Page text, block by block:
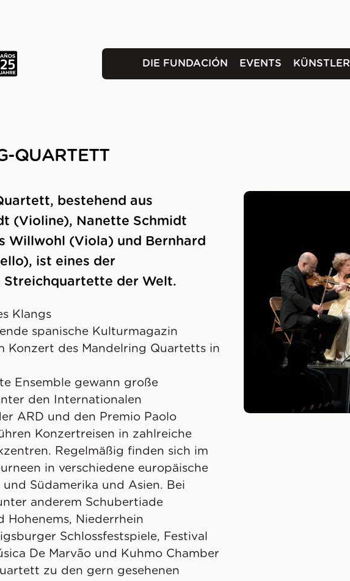
DIE FUNDACIÓN EVENTS KÜNSTLER
QUARTETT
bestehend aus
(Violine), Nanette Schmidt
Willwohl (Viola) und Bernhard
ist eines der
Streichquartette der Welt.
Klangs
spanische Kulturmagazin
Konzert des Mandelring Quartetts in
Ensemble gewann große
den Internationalen
ARD und den Premio Paolo
Konzertreisen in zahlreiche
Regelmäßig finden sich im
in verschiedene europäische
Südamerika und Asien. Bei
anderem Schubertiade
Hohenems, Niederrhein
Schlossfestspiele, Festival
De Marvão und Kuhmo Chamber
zu den gern gesehenen